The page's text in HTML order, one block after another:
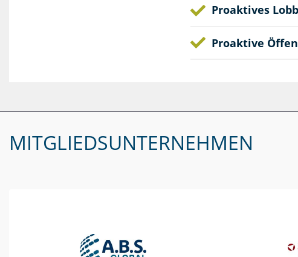
Proaktives
Proaktive
MITGLIEDSUNTERNEHMEN